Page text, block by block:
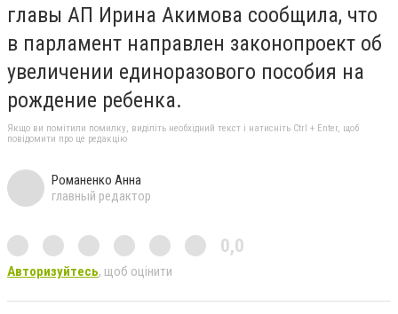
главы АП Ирина Акимова сообщила, что
в парламент направлен законопроект об
увеличении единоразового пособия на
рождение ребенка.
Якщо ви помітили помилку, виділіть необхідний текст і натисніть Ctrl + Enter, щоб
повідомити про це редакцію
Романенко Анна
главный редактор
0,0
Авторизуйтесь, щоб оцінити